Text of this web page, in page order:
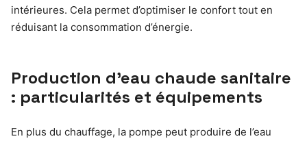
intérieures. Cela permet d’optimiser le confort tout en
réduisant la consommation d’énergie.
Production d’eau chaude sanitaire
: particularités et équipements
En plus du chauffage, la pompe peut produire de l’eau